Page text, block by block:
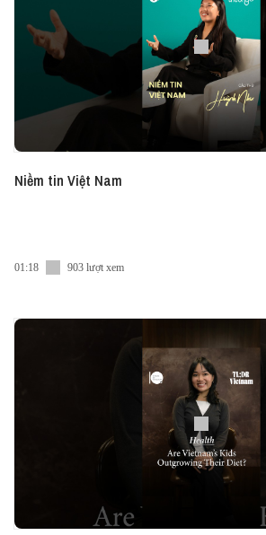
Niềm tin Việt Nam
01:18 903 lượt xem